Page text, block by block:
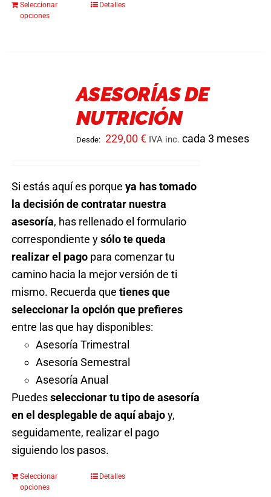
Seleccionar
opciones
Este
Las
opciones
en
la
página
de
producto
Detalles
ASESORÍAS DE
NUTRICIÓN
Desde: 229,00 € IVA inc. cada 3 meses
Si estás aquí es porque ya has tomado
la decisión de contratar nuestra
asesoría, has rellenado el formulario
correspondiente ysólo te queda
realizar el pagopara comenzar tu
camino hacia la mejor versión de ti
mismo. Recuerda que tienes que
seleccionar la opción que prefieres
entre las que hay disponibles:
Asesoría Trimestral
Asesoría Semestral
Asesoría Anual
Puedesseleccionar tu tipo de asesoría
en el desplegable de aquí abajoy,
seguidamente, realizar el pago
siguiendo los pasos.
Seleccionar
opciones
EsteDetalles